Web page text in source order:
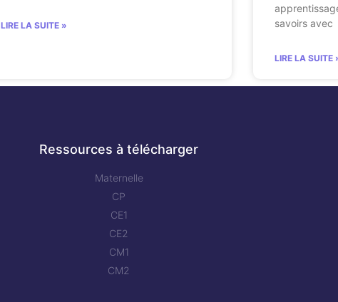
LIRE LA SUITE »
savoirs avec
LIRE LA SUITE
Ressources à télécharger
Maternelle
CP
CE1
CE2
CM1
CM2